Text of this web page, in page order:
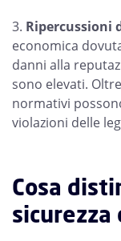
Ripercussioni
economica
danni alla
sono elevati.
normativi
violazioni delle
Cosa
sicurezza